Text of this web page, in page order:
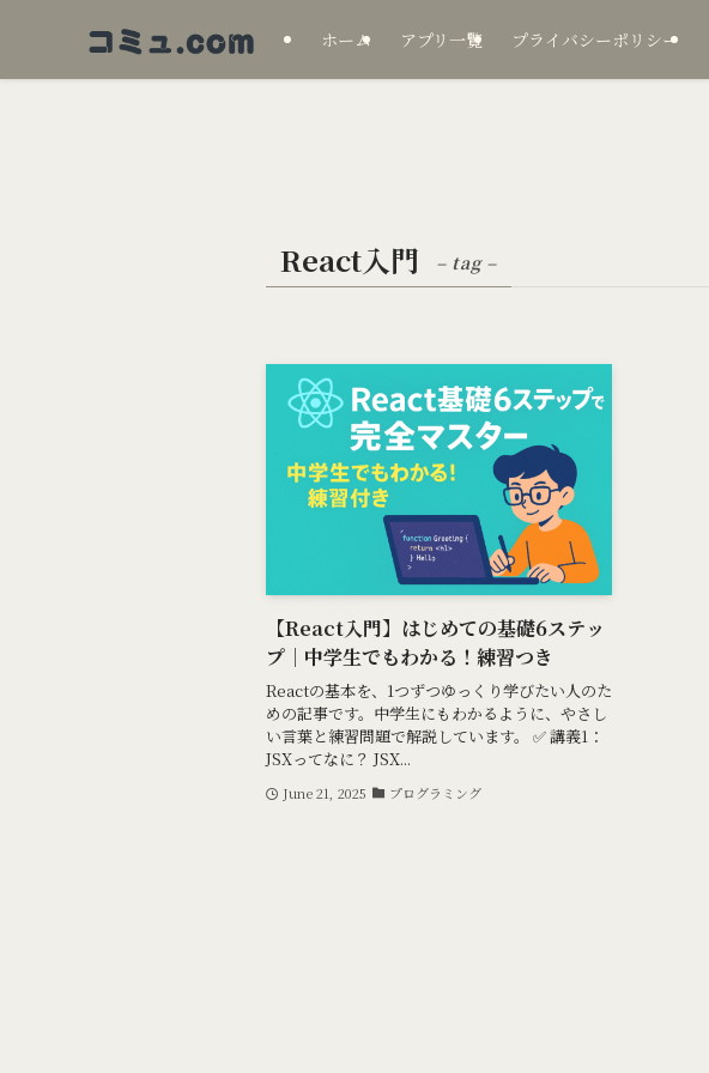
ホーム アプリ一覧 プライバシーポリシー
React入門 – tag –
【React入門】はじめての基礎6ステッ
プ｜中学生でもわかる！練習つき
Reactの基本を、1つずつゆっくり学びたい人のた
めの記事です。中学生にもわかるように、やさし
い言葉と練習問題で解説しています。 ✅ 講義1：
JSXってなに？ JSX...
June 21, 2025 プログラミング